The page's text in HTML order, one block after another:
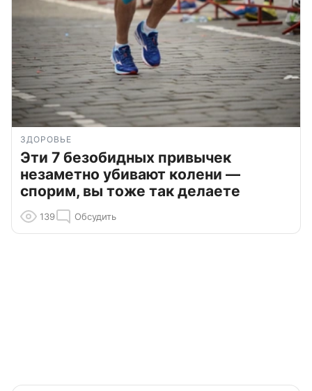
ЗДОРОВЬЕ
Эти 7 безобидных привычек
незаметно убивают колени —
спорим, вы тоже так делаете
139 Обсудить